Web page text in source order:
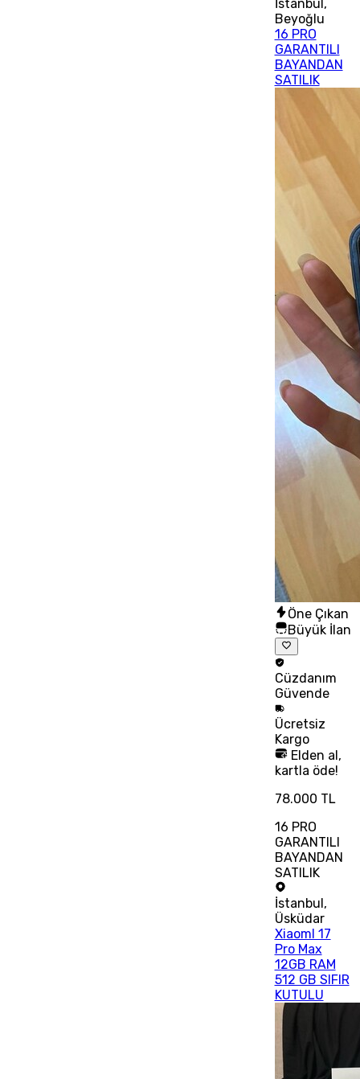
İstanbul ,
Beyoğlu
16 PRO
GARANTILI
BAYANDAN
SATILIK
Öne Çıkan
Büyük İlan
Cüzdanım
Güvende
Ücretsiz
Kargo
Elden al,
kartla öde!
78.000 TL
16 PRO
GARANTILI
BAYANDAN
SATILIK
İstanbul ,
Üsküdar
XiaomI 17
Pro Max
12GB RAM
512 GB SIFIR
KUTULU